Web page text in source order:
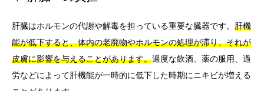
肝臓はホルモンの代謝や解毒を担っている重要な臓器です。 肝機
能が低下すると、体内の老廃物やホルモンの処理が滞り、それが
皮膚に影響を与えることがあります。過度な飲酒、薬の服用、過
労などによって肝機能が一時的に低下した時期にニキビが増える